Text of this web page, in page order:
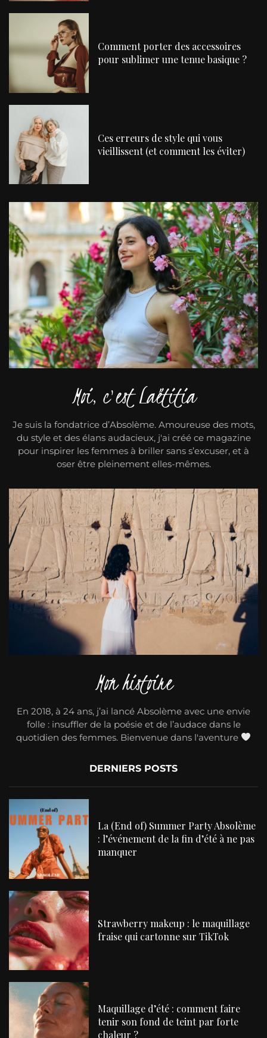
Comment porter des accessoires
pour sublimer une tenue basique ?
Ces erreurs de style qui vous
vieillissent (et comment les éviter)
Moi, c'est Laëtitia
Je suis la fondatrice d’Absolème. Amoureuse des mots,
du style et des élans audacieux, j'ai créé ce magazine
pour inspirer les femmes à briller sans s’excuser, et à
oser être pleinement elles-mêmes.
Mon histoire
En 2018, à 24 ans, j’ai lancé Absolème avec une envie
folle : insuffler de la poésie et de l’audace dans le
quotidien des femmes. Bienvenue dans l'aventure
DERNIERS POSTS
La (End of) Summer Party Absolème
: l’événement de la fin d’été à ne pas
manquer
Strawberry makeup : le maquillage
fraise qui cartonne sur TikTok
Maquillage d’été : comment faire
tenir son fond de teint par forte
chaleur ?